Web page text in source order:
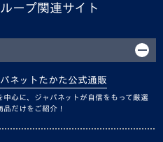
ープ関連サイト
ネットたかた公式通販
中心に、ジャパネットが自信をもって厳選
品だけをご紹介！